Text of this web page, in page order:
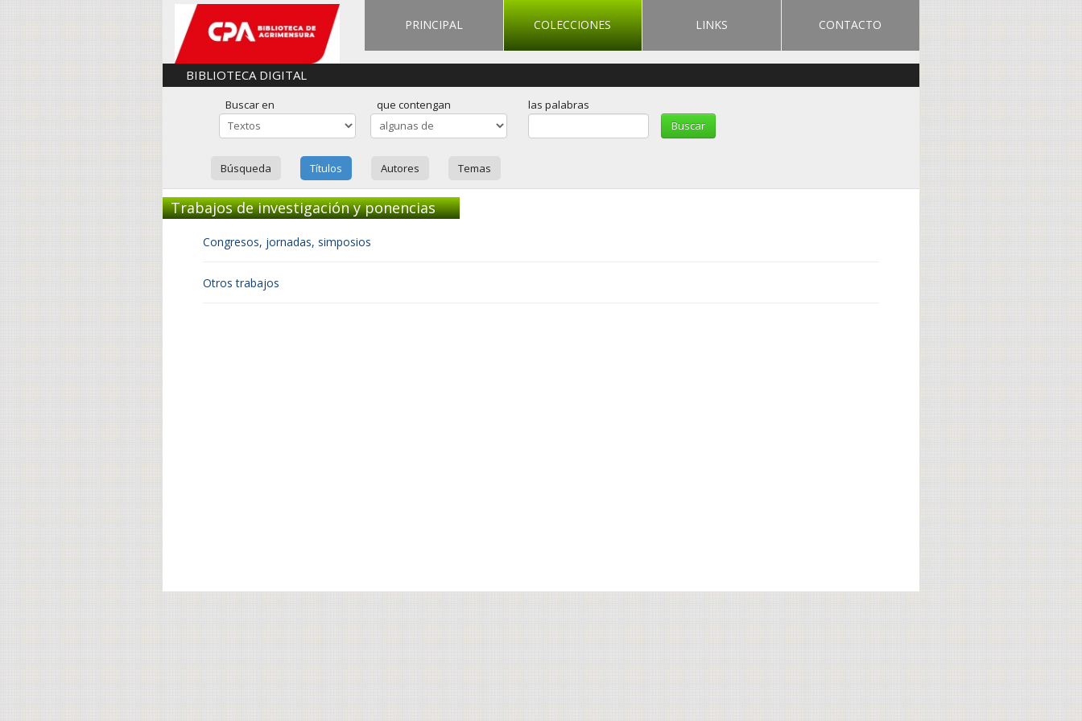
PRINCIPAL COLECCIONES LINKS CONTACTO
BIBLIOTECA DIGITAL
Buscar en que contengan las palabras
Búsqueda Títulos Autores Temas
Trabajos de investigación y ponencias
Congresos, jornadas, simposios
Otros trabajos